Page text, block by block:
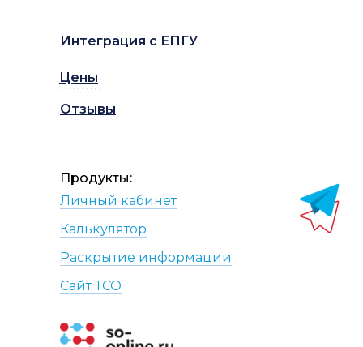
Продукты:
Личный кабинет
Калькулятор
Раскрытие информации
СайтТСО
Цены
Отзывы
Интеграция с ЕПГУ